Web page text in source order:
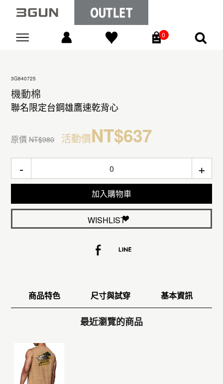
0
3G840725
機動棉
聯名限定台鋼雄鷹速乾背心
原價NT$980 活動價NT$637
- +
加入購物車
WISHLIST
商品特色 尺寸與試穿 基本資訊
最近瀏覽的商品